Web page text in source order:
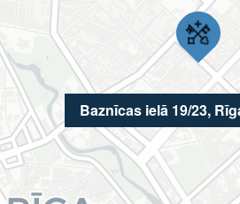
Baznīcas ielā 19/23,